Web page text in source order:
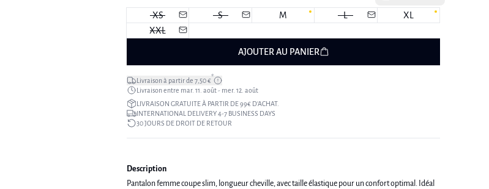
XS S M L
XL
XXL
AJOUTER AU PANIER
Livraison à partir de 7,50 €*
Livraison entre mar. 11. août - mer. 12. août
LIVRAISON GRATUITE À PARTIR DE 99€ D’ACHAT.
INTERNATIONAL DELIVERY 4-7 BUSINESS DAYS
30 JOURS DE DROIT DE RETOUR
Description
Pantalon femme coupe slim, longueur cheville, avec taille élastique pour un confort optimal. Idéal